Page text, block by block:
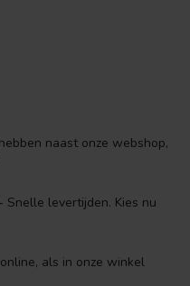
naast onze webshop,
Snelle levertijden. Kies nu
als in onze winkel